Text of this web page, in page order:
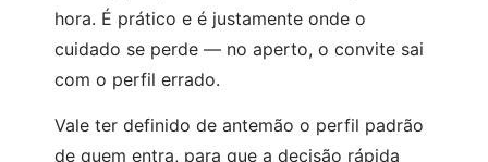
hora. É prático e é justamente onde o
cuidado se perde — no aperto, o convite sai
com o perfil errado.
Vale ter definido de antemão o perfil padrão
de quem entra, para que a decisão rápida